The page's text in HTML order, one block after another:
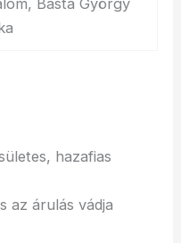
Basta György
hazafias
az árulás vádja